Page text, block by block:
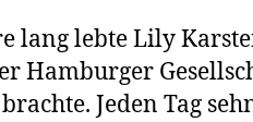
lang lebte Lily
Hamburger
Jeden Tag